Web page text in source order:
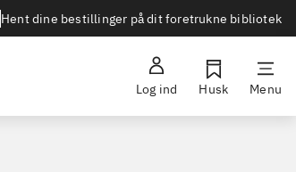
Hent dine bestillinger på dit foretrukne bibliotek
Log ind Husk Menu